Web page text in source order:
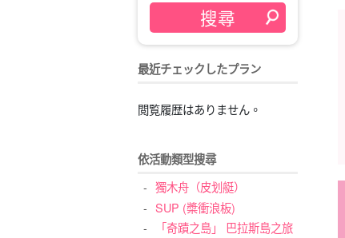
最近チェックしたプラン
閲覧履歴はありません。
依活動類型搜尋
獨木舟（皮划艇）
SUP (槳衝浪板)
「奇蹟之島」 巴拉斯島之旅